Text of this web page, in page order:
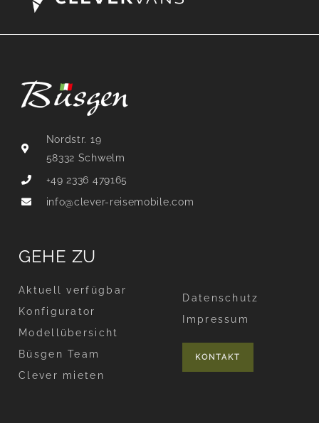
Nordstr. 19
58332 Schwelm
+49 2336 479165
info@clever-reisemobile.com
GEHE ZU
Aktuell verfügbar
Konfigurator
Modellübersicht
Büsgen Team
Clever mieten
Datenschutz
Impressum
KONTAKT